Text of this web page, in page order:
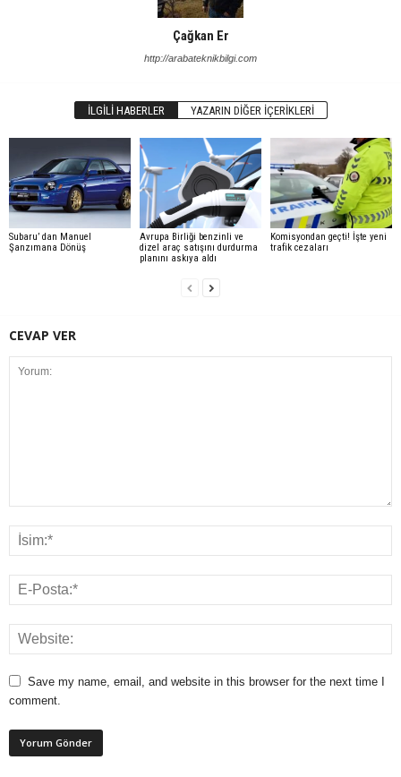
Çağkan Er
http://arabateknikbilgi.com
İLGILI HABERLER YAZARIN DIĞER İÇERIKLERI
Subaru’ dan Manuel
Şanzımana Dönüş
Avrupa Birliği benzinli ve
dizel araç satışını durdurma
planını askıya aldı
Komisyondan geçti! İşte yeni
trafik cezaları
CEVAP VER
Save my name, email, and website in this browser for the next time I
comment.